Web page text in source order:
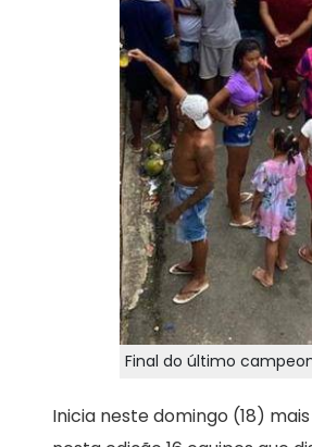
Final do último
Inicia neste domingo (18)